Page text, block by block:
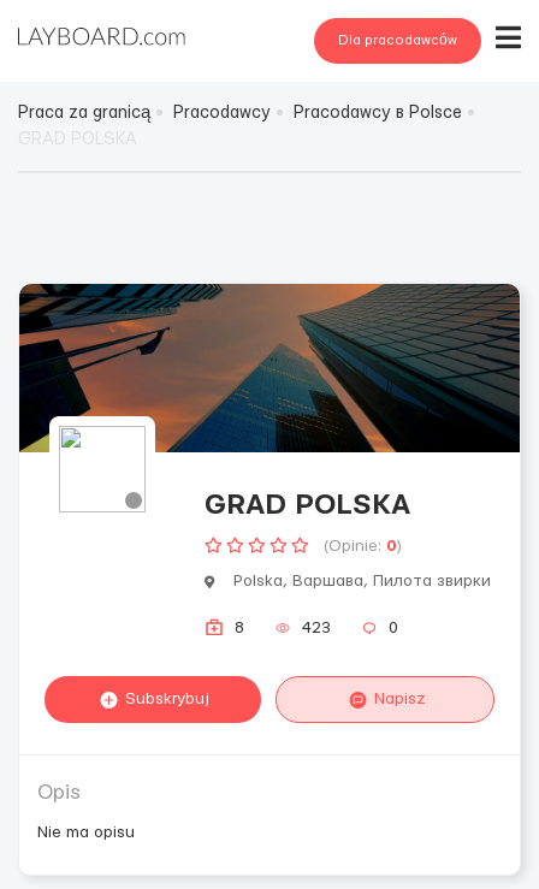
Dla pracodawców
Praca za granicą Pracodawcy
Pracodawcy в Polsce
GRAD POLSKA
(Opinie: 0)
Polska, Варшава, Пилота звирки
8 423 0
Subskrybuj Napisz
Opis
Nie ma opisu